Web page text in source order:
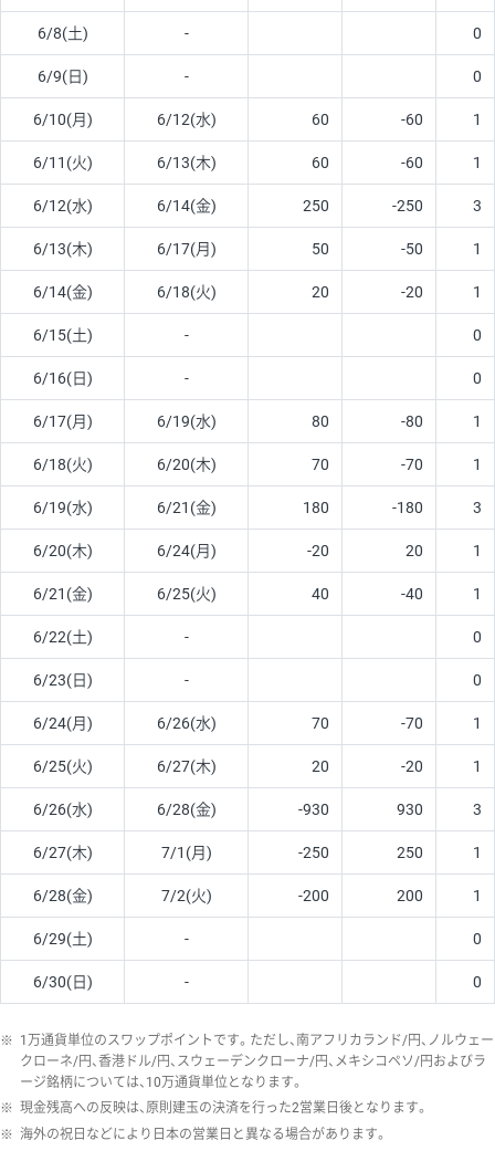
6/8(土) - 0
6/9(日) - 0
6/10(月) 6/12(水) 60 -60 1
6/11(火) 6/13(木) 60 -60 1
6/12(水) 6/14(金) 250 -250 3
6/13(木) 6/17(月) 50 -50 1
6/14(金) 6/18(火) 20 -20 1
6/15(土) - 0
6/16(日) - 0
6/17(月) 6/19(水) 80 -80 1
6/18(火) 6/20(木) 70 -70 1
6/19(水) 6/21(金) 180 -180 3
6/20(木) 6/24(月) -20 20 1
6/21(金) 6/25(火) 40 -40 1
6/22(土) - 0
6/23(日) - 0
6/24(月) 6/26(水) 70 -70 1
6/25(火) 6/27(木) 20 -20 1
6/26(水) 6/28(金) -930 930 3
6/27(木) 7/1(月) -250 250 1
6/28(金) 7/2(火) -200 200 1
6/29(土) - 0
6/30(日) - 0
※ 1万通貨単位のスワップポイントです。ただし、南アフリカランド/円、ノルウェー
クローネ/円、香港ドル/円、スウェーデンクローナ/円、メキシコペソ/円およびラ
ージ銘柄については、10万通貨単位となります。
※ 現金残高への反映は、原則建玉の決済を行った2営業日後となります。
※ 海外の祝日などにより日本の営業日と異なる場合があります。